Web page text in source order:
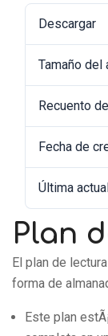
Descargar
Tamaño del
Recuento
Fecha de
Última
Plan
El plan de
forma de
Este plan